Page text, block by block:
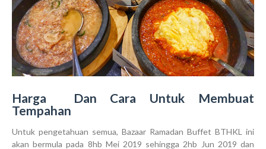
Harga Dan Cara Untuk Membuat
Tempahan
Untuk pengetahuan semua, Bazaar Ramadan Buffet BTHKL ini
akan bermula pada 8hb Mei 2019 sehingga 2hb Jun 2019 dan